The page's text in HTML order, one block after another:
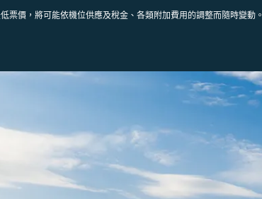
票價，將可能依機位供應及稅金、各類附加費用的調整而隨時變動。